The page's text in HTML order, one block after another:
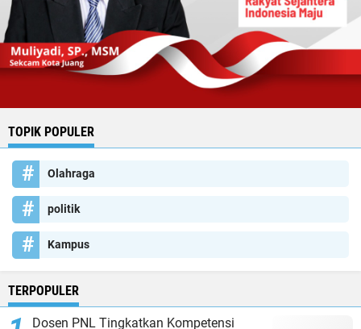
TOPIK POPULER
Olahraga
politik
Kampus
TERPOPULER
Dosen PNL Tingkatkan Kompetensi